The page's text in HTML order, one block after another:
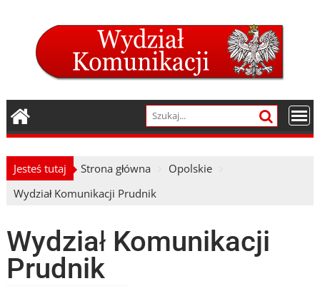
Jesteś tutaj Strona główna
Opolskie
Wydział Komunikacji Prudnik
Wydział Komunikacji
Prudnik